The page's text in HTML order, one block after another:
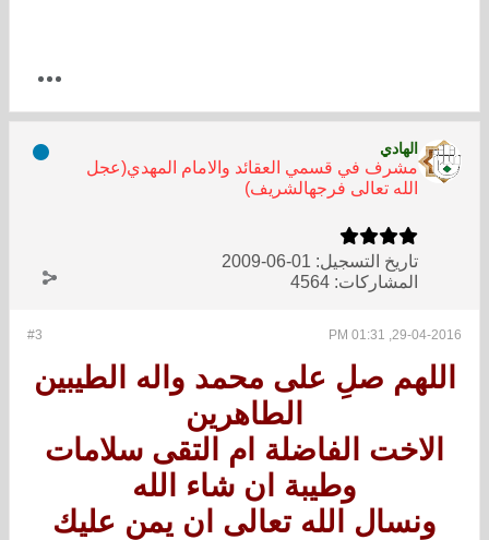
الهادي
مشرف في قسمي العقائد والامام المهدي(عجل
الله تعالى فرجهالشريف)
تاريخ التسجيل: 01-06-2009
المشاركات: 4564
#3 29-04-2016, 01:31 PM
اللهم صلِ على محمد واله الطيبين
الطاهرين
الاخت الفاضلة ام التقى سلامات
وطيبة ان شاء الله
ونسال الله تعالى ان يمن عليك